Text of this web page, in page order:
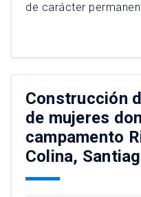
de carácter
comunidades tienen
se define en función
que […]
Construcción
de mujeres
campamento
Colina,